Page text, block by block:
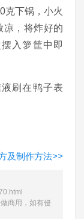
克下锅，小火
凉，将炸好的
入箩筐中即
刷在鸭子表
及制作方法>>
商用，如有侵